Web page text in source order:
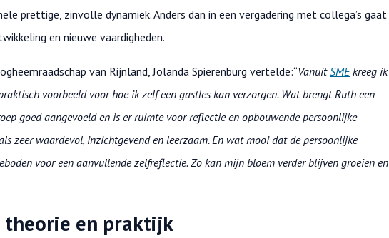
prettige, zinvolle dynamiek. Anders dan in een vergadering met collega’s gaat
en nieuwe vaardigheden.
van Rijnland, Jolanda Spierenburg vertelde:“VanuitSMEkreeg ik
voorbeeld voor hoe ik zelf een gastles kan verzorgen. Wat brengt Ruth een
goed aangevoeld en is er ruimte voor reflectie en opbouwende persoonlijke
zeer waardevol, inzichtgevend en leerzaam. En wat mooi dat de persoonlijke
voor een aanvullende zelfreflectie. Zo kan mijn bloem verder blijven groeien en
theorie en praktijk